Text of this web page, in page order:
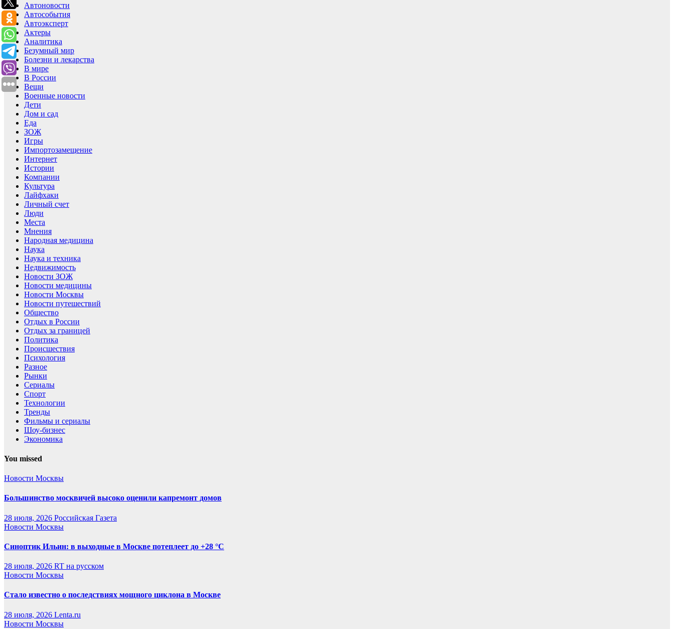
Автоновости
Автособытия
Автоэксперт
Актеры
Аналитика
Безумный мир
Болезни и лекарства
В мире
В России
Вещи
Военные новости
Дети
Дом и сад
Еда
ЗОЖ
Игры
Импортозамещение
Интернет
Истории
Компании
Культура
Лайфхаки
Личный счет
Люди
Места
Мнения
Народная медицина
Наука
Наука и техника
Недвижимость
Новости ЗОЖ
Новости медицины
Новости Москвы
Новости путешествий
Общество
Отдых в России
Отдых за границей
Политика
Происшествия
Психология
Разное
Рынки
Сериалы
Спорт
Технологии
Тренды
Фильмы и сериалы
Шоу-бизнес
Экономика
You missed
Новости Москвы
Большинство москвичей высоко оценили капремонт домов
28 июля, 2026 Российская Газета
Новости Москвы
Синоптик Ильин: в выходные в Москве потеплеет до +28 °C
28 июля, 2026 RT на русском
Новости Москвы
Стало известно о последствиях мощного циклона в Москве
28 июля, 2026 Lenta.ru
Новости Москвы